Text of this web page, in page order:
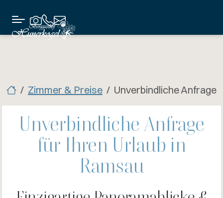
Zimmer & Preise Unverbindliche Anfrage
Unverbindliche Anfrage
für Ihren Urlaub in
Ramsau